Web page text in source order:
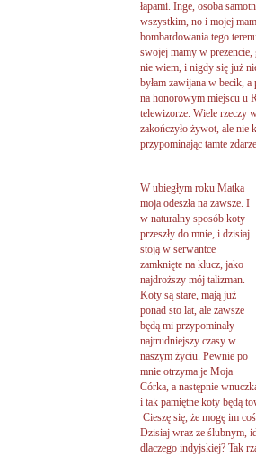
łapami. Inge, osoba
wszystkim, no i mojej
bombardowania tego
swojej mamy w prezencie,
nie wiem, i nigdy się już
byłam zawijana w becik, a
na honorowym miejscu u
telewizorze. Wiele rzeczy
zakończyło żywot, ale nie
przypominając tamte
W ubiegłym roku Matka
moja odeszła na zawsze. I
w naturalny sposób koty
przeszły do mnie, i dzisiaj
stoją w serwantce
zamknięte na klucz, jako
najdroższy mój talizman.
Koty są stare, mają już
ponad sto lat, ale zawsze
będą mi przypominały
najtrudniejszy czasy w
naszym życiu. Pewnie po
mnie otrzyma je Moja
Córka, a następnie
i tak pamiętne koty będą
Cieszę się, że mogę im
Dzisiaj wraz ze ślubnym,
dlaczego indyjskiej? Tak